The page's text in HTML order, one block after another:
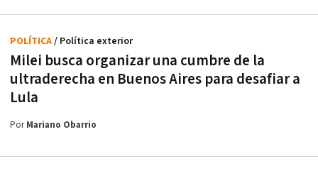
Milei busca organizar una cumbre de la
ultraderecha en Buenos Aires para desafiar a
Lula
POLÍTICA/ Política exterior
PorMariano Obarrio